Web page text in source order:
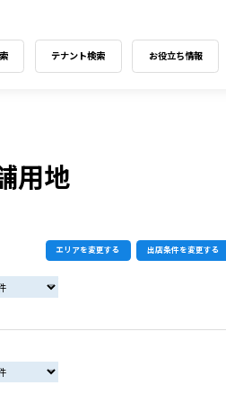
テナント検索 お役立ち情報
用地
エリアを変更する 出店条件を変更する